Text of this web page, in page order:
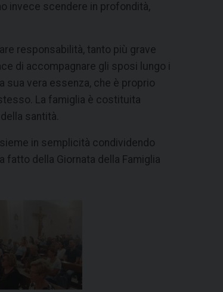
invece scendere in profondità,
responsabilità, tanto più grave
di accompagnare gli sposi lungo i
sua vera essenza, che è proprio
La famiglia è costituita
santità.
in semplicità condividendo
della Giornata della Famiglia